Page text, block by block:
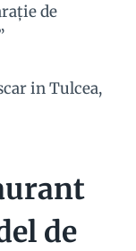
de
de